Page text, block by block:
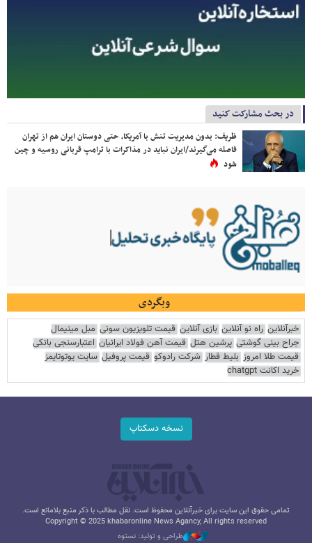
در بحث مشارکت کنید
ظریف: بدون مدیریت تنش با آمریکا، حتی دوستان ایران هم از تهران
فاصله می‌گیرند/ایران نباید در مذاکرات با ترامپ قربانی روسیه و چین
شود
وبگردی
خبرآنلاین راه نو آنلاین بازی آنلاین قیمت تلویزیون سونی مبل مینیمال
جراح بینی گوشتی پرشین هتل قیمت آهن فولاد ایرانیان اعتبارسنجی بانکی
قیمت طلا امروز بلیط قطار شرکت رادوکو قیمت پروفیل سایت یوتوتایمز
خرید اکانت chatgpt
نسخه دسکتاپ
تمامی حقوق این سایت برای خبرآنلاین محفوظ است. نقل مطالب با ذکر منبع بلامانع است.
Copyright © 2025 khabaronline News Agancy, All rights reserved
طراحی و تولید: نستوه